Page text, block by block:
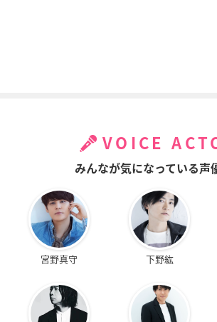
VOICE
みんなが気になっている声
宮野真守 下野紘